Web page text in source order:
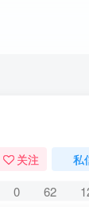
关注 私
0 62